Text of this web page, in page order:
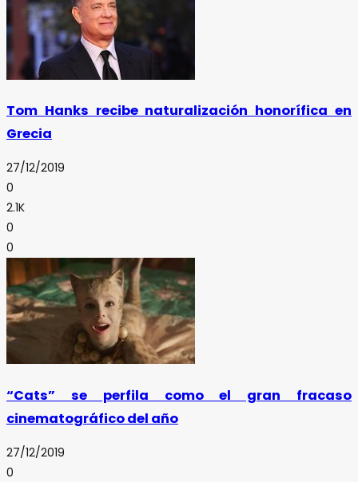
Tom Hanks recibe naturalización honorífica en
Grecia
27/12/2019
0
2.1K
0
0
“Cats” se perfila como el gran fracaso
cinematográfico del año
27/12/2019
0